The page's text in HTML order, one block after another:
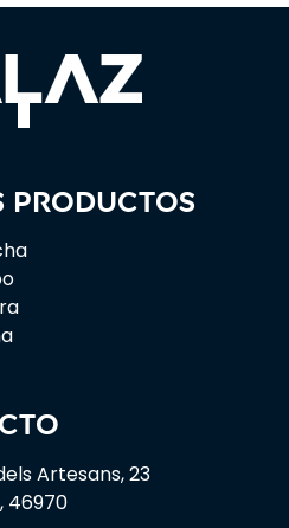
productos
Artesans, 23
46970